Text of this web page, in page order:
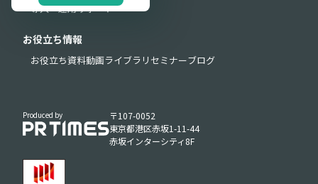
導入・運用サポート
お役立ち情報
お役立ち資料動画ライブラリ セミナーブログ
Produced by
〒107-0052
東京都港区赤坂1-11-44
赤坂インターシティ8F